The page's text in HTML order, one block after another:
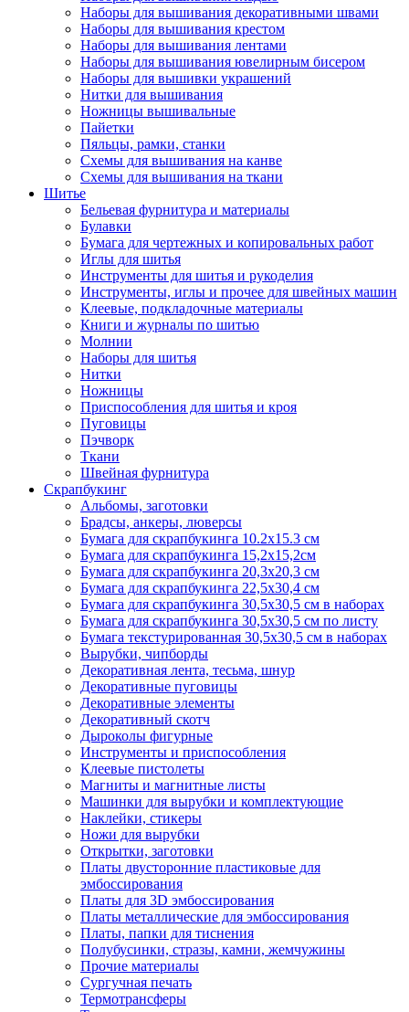
Наборы для вышивания декоративными швами
Наборы для вышивания крестом
Наборы для вышивания лентами
Наборы для вышивания ювелирным бисером
Наборы для вышивки украшений
Нитки для вышивания
Ножницы вышивальные
Пайетки
Пяльцы, рамки, станки
Схемы для вышивания на канве
Схемы для вышивания на ткани
Шитье
Бельевая фурнитура и материалы
Булавки
Бумага для чертежных и копировальных работ
Иглы для шитья
Инструменты для шитья и рукоделия
Инструменты, иглы и прочее для швейных машин
Клеевые, подкладочные материалы
Книги и журналы по шитью
Молнии
Наборы для шитья
Нитки
Ножницы
Приспособления для шитья и кроя
Пуговицы
Пэчворк
Ткани
Швейная фурнитура
Скрапбукинг
Альбомы, заготовки
Брадсы, анкеры, люверсы
Бумага для скрапбукинга 10.2х15.3 см
Бумага для скрапбукинга 15,2х15,2см
Бумага для скрапбукинга 20,3х20,3 см
Бумага для скрапбукинга 22,5х30,4 см
Бумага для скрапбукинга 30,5х30,5 см в наборах
Бумага для скрапбукинга 30,5х30,5 см по листу
Бумага текстурированная 30,5х30,5 см в наборах
Вырубки, чипборды
Декоративная лента, тесьма, шнур
Декоративные пуговицы
Декоративные элементы
Декоративный скотч
Дыроколы фигурные
Инструменты и приспособления
Клеевые пистолеты
Магниты и магнитные листы
Машинки для вырубки и комплектующие
Наклейки, стикеры
Ножи для вырубки
Открытки, заготовки
Платы двусторонние пластиковые для
эмбоссирования
Платы для 3D эмбоссирования
Платы металлические для эмбоссирования
Платы, папки для тиснения
Полубусинки, стразы, камни, жемчужины
Прочие материалы
Сургучная печать
Термотрансферы